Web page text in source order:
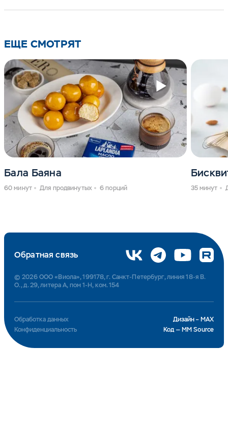
ЕЩЕ СМОТРЯТ
Бала Баяна
60 минут Для продвинутых 6 порций 35 минут
Дизайн – MAX
Обработка данных
Код — MM Source
Конфиденциальность
Обратная связь
© 2026 ООО «Виола», 199178, г. Санкт-Петербург, линия 18-я В.
О., д. 29, литера А, пом 1-Н, ком. 154